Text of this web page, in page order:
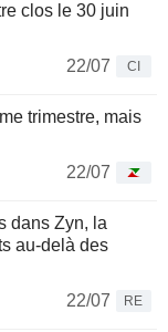
clos le 30 juin
22/07
CI
trimestre, mais
22/07
dans Zyn, la
au-delà des
22/07
RE